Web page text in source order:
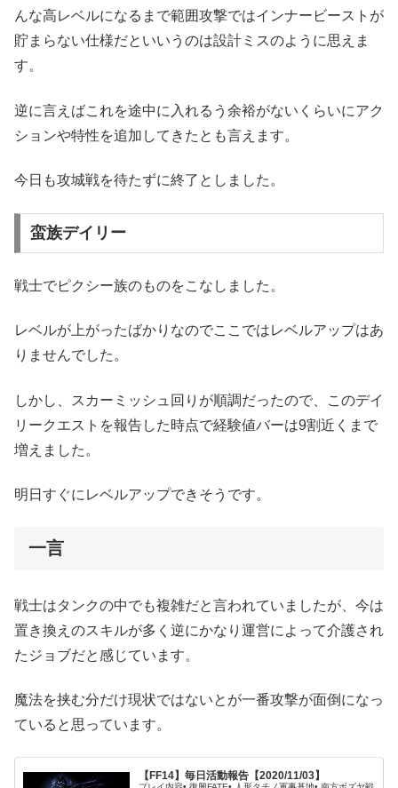
んな高レベルになるまで範囲攻撃ではインナービーストが
貯まらない仕様だといいうのは設計ミスのように思えま
す。
逆に言えばこれを途中に入れるう余裕がないくらいにアク
ションや特性を追加してきたとも言えます。
今日も攻城戦を待たずに終了としました。
蛮族デイリー
戦士でピクシー族のものをこなしました。
レベルが上がったばかりなのでここではレベルアップはあ
りませんでした。
しかし、スカーミッシュ回りが順調だったので、このデイ
リークエストを報告した時点で経験値バーは9割近くまで
増えました。
明日すぐにレベルアップできそうです。
一言
戦士はタンクの中でも複雑だと言われていましたが、今は
置き換えのスキルが多く逆にかなり運営によって介護され
たジョブだと感じています。
魔法を挟む分だけ現状ではないとが一番攻撃が面倒になっ
ていると思っています。
【FF14】毎日活動報告【2020/11/03】